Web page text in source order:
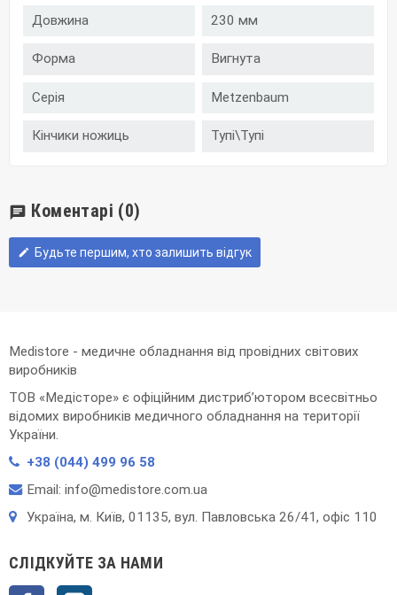
Довжина 230 мм
Форма Вигнута
Серія Metzenbaum
Кінчики ножиць Тупі\Тупі
chat Коментарі (0)
edit Будьте першим, хто залишить відгук
Medistore - медичне обладнання від провідних світових
виробників
ТОВ «Медісторе» є офіційним дистриб’ютором всесвітньо
відомих виробників медичного обладнання на території
України.
+38 (044) 499 96 58
Email: info@medistore.com.ua
Українa, м. Київ, 01135, вул. Павловська 26/41, офіс 110
СЛІДКУЙТЕ ЗА НАМИ